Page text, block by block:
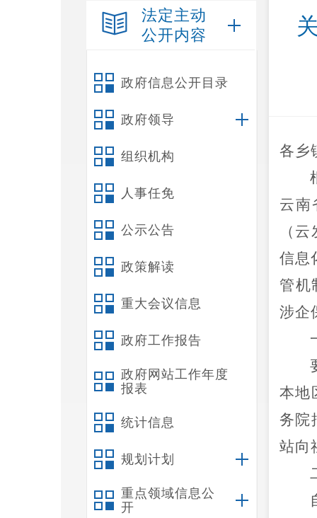
法定主动
公开内容
政府信息公开目录
政府领导
组织机构
人事任免
公示公告
政策解读
重大会议信息
政府工作报告
政府网站工作年度
报表
统计信息
规划计划
重点领域信息公
开
各 乡
云南
（ 云
信息
管机
涉企
本地
务院
站向